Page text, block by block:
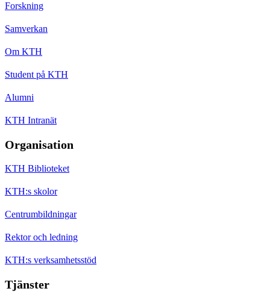
Forskning
Samverkan
Om KTH
Student på KTH
Alumni
KTH Intranät
Organisation
KTH Biblioteket
KTH:s skolor
Centrumbildningar
Rektor och ledning
KTH:s verksamhetsstöd
Tjänster